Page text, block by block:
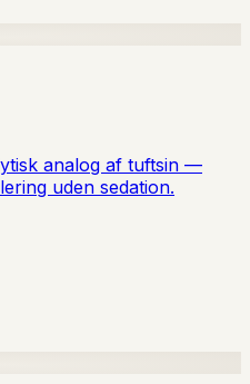
analog af tuftsin —
uden sedation.